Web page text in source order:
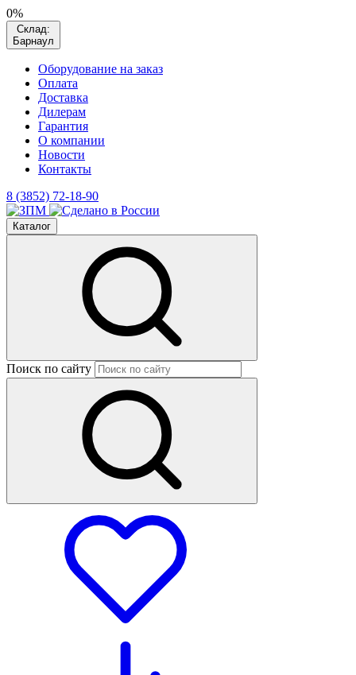
0%
Склад:
Барнаул
Оборудование на заказ
Оплата
Доставка
Дилерам
Гарантия
О компании
Новости
Контакты
8 (3852) 72-18-90
Каталог
Поиск по сайту